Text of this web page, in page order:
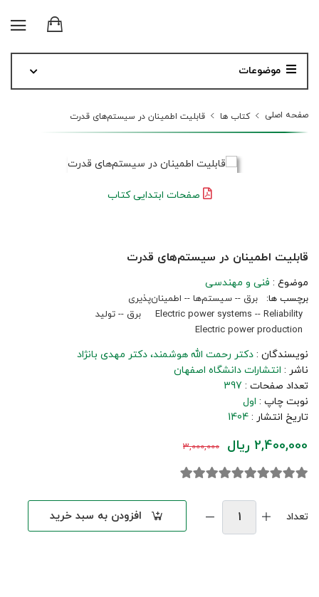
موضوعات
صفحه اصلی کتاب ها قابلیت اطمینان در سیستم‌های قدرت
صفحات ابتدایی کتاب
قابلیت اطمینان در سیستم‌های قدرت
موضوع : فنی و مهندسی
برچسب ها:
برق -- سیستم‌ها -- اطمینان‌پذیری
Electric power systems -- Reliability
برق -- تولید
Electric power production
نویسندگان : دکتر رحمت الله هوشمند دکتر مهدی بانژاد
ناشر : انتشارات دانشگاه اصفهان
تعداد صفحات : 397
نوبت چاپ : اول
تاریخ انتشار : 1404
2,400,000 ریال 3,000,000
تعداد افزودن به سبد خرید